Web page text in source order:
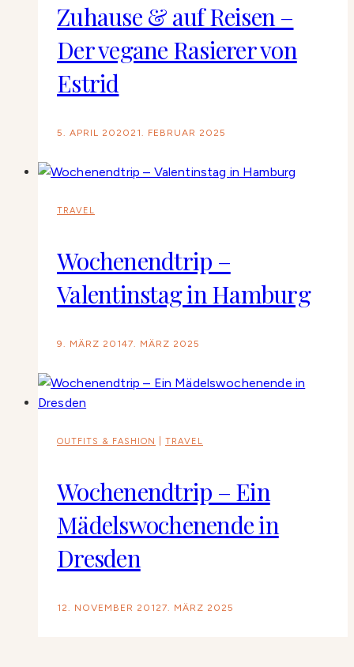
Zuhause & auf Reisen –
Der vegane Rasierer von
Estrid
5. APRIL 2020 21. FEBRUAR 2025
TRAVEL
Wochenendtrip –
Valentinstag in Hamburg
9. MÄRZ 20147. MÄRZ 2025
OUTFITS & FASHION TRAVEL
Wochenendtrip – Ein
Mädelswochenende in
Dresden
12. NOVEMBER 20127. MÄRZ 2025